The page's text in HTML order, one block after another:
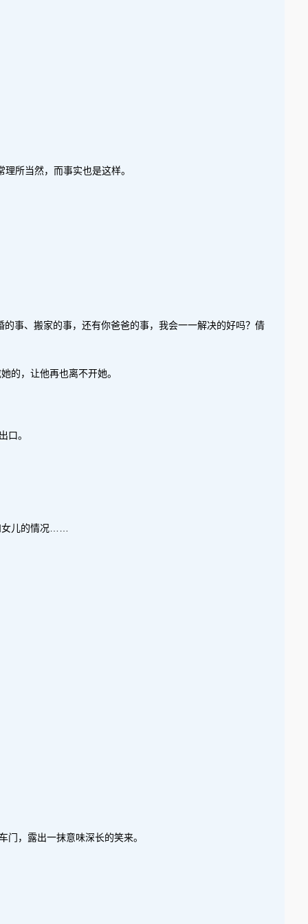
所当然，而事实也是这样。
事、搬家的事，还有你爸爸的事，我会一一解决的好吗？倩
的，让他再也离不开她。
口。
女儿的情况……
，露出一抹意味深长的笑来。